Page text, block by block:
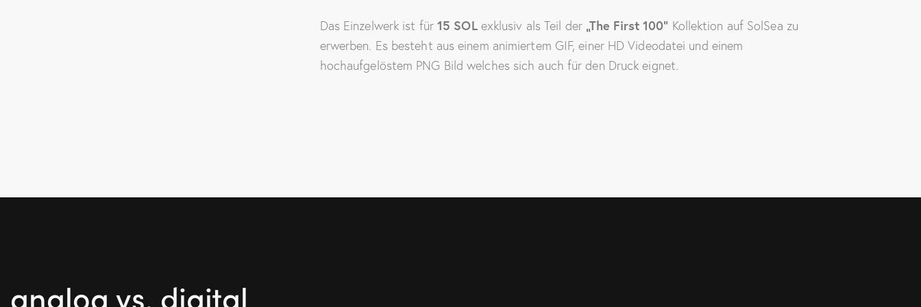
Das Einzelwerk ist für 15 SOLexklusiv als Teil der „The First 100“ Kollektion auf SolSea zu
erwerben. Es besteht aus einem animiertem GIF, einer HD Videodatei und einem
hochaufgelöstem PNG Bild welches sich auch für den Druck eignet.
analog vs. digital